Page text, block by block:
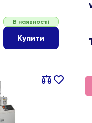
В наявності
Купити
Порівняти
В